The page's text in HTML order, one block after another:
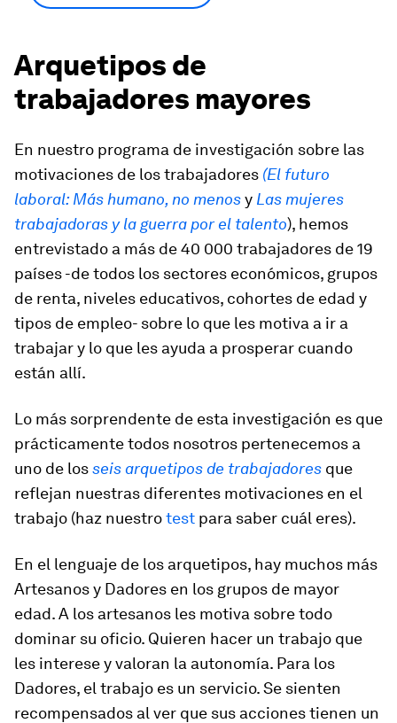
Arquetipos de
trabajadores mayores
En nuestro programa de investigación sobre las
motivaciones de los trabajadores (El futuro
laboral: Más humano, no menosy Las mujeres
trabajadoras y la guerra por el talento), hemos
entrevistado a más de 40 000 trabajadores de 19
países -de todos los sectores económicos, grupos
de renta, niveles educativos, cohortes de edad y
tipos de empleo- sobre lo que les motiva a ir a
trabajar y lo que les ayuda a prosperar cuando
están allí.
Lo más sorprendente de esta investigación es que
prácticamente todos nosotros pertenecemos a
uno de losseis arquetipos de trabajadores que
reflejan nuestras diferentes motivaciones en el
trabajo (haz nuestrotest para saber cuál eres).
En el lenguaje de los arquetipos, hay muchos más
Artesanos y Dadores en los grupos de mayor
edad. A los artesanos les motiva sobre todo
dominar su oficio. Quieren hacer un trabajo que
les interese y valoran la autonomía. Para los
Dadores, el trabajo es un servicio. Se sienten
recompensados al ver que sus acciones tienen un